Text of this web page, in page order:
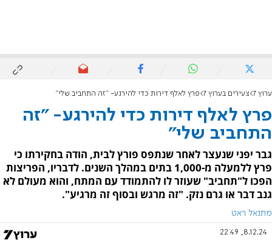
ערוץ 7 צעירים בערוץ 7 פרץ לאלף דירות כדי להירגע- "זה התחביב שלי"
פרץ לאלף דירות כדי להירגע- "זה
התחביב שלי"
גבר יפני שנעצר לאחר שנתפס פורץ לבית, הודה בחקירתו כי
פרץ ללמעלה מ-1,000 בתים במהלך השנים. לדבריו, הפריצות
הפכו ל"תחביב" שעוזר לו להתמודד עם המתח, והוא מעולם לא
גנב דבר או גרם נזק. "זה מרגש ובסוף זה מרגיע".
מתנאל ראט
8.12.24, 22:49